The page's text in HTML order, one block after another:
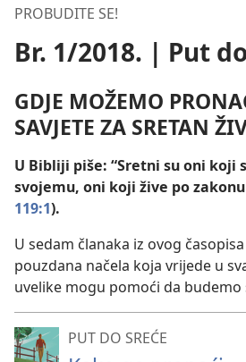
PROBUDITE SE!
Br. 1/2018. | Put
GDJE MOŽEMO
SAVJETE ZA SRETAN
U Bibliji piše: “Sretni su oni koji
svojemu, oni koji žive po zakonu
119:1).
U sedam članaka iz ovog
pouzdana načela koja vrijede u
uvelike mogu pomoći da budemo
PUT DO SREĆE